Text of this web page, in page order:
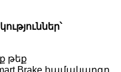
թեք
Brake համակարգը